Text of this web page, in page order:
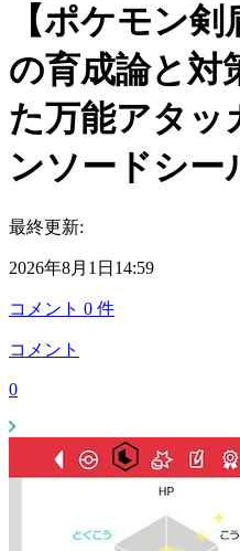
【ポケモン
の育成論と対
た万能アタッ
ンソードシー
最終更新:
2026年8月1日14:59
コメント 0 件
コメント
0